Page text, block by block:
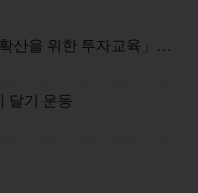
위한 투자교육」개최 안내
달기 운동